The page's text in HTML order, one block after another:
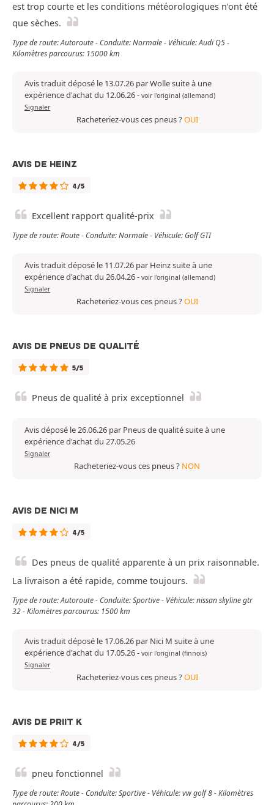
est trop courte et les conditions météorologiques n’ont été
que sèches.
Type de route: Autoroute - Conduite: Normale - Véhicule: Audi Q5 -
Kilomètres parcourus: 15000 km
Avis traduit déposé le 13.07.26 par Wolle suite à une
expérience d'achat du 12.06.26- voir l'original (allemand)
Signaler
Racheteriez-vous ces pneus ?OUI
AVIS DE HEINZ
4/5
Excellent rapport qualité-prix
Type de route: Route - Conduite: Normale - Véhicule: Golf GTI
Avis traduit déposé le 11.07.26 par Heinz suite à une
expérience d'achat du 26.04.26- voir l'original (allemand)
Signaler
Racheteriez-vous ces pneus ?OUI
AVIS DE PNEUS DE QUALITÉ
5/5
Pneus de qualité à prix exceptionnel
Avis déposé le 26.06.26 par Pneus de qualité suite à une
expérience d'achat du 27.05.26
Signaler
Racheteriez-vous ces pneus ? NON
AVIS DE NICI M
4/5
Des pneus de qualité apparente à un prix raisonnable.
La livraison a été rapide, comme toujours.
Type de route: Autoroute - Conduite: Sportive - Véhicule: nissan skyline gtr
32 - Kilomètres parcourus: 1500 km
Avis traduit déposé le 17.06.26 par Nici M suite à une
expérience d'achat du 17.05.26- voir l'original (finnois)
Signaler
Racheteriez-vous ces pneus ?OUI
AVIS DE PRIIT K
4/5
pneu fonctionnel
Type de route: Route - Conduite: Sportive - Véhicule: vw golf 8 - Kilomètres